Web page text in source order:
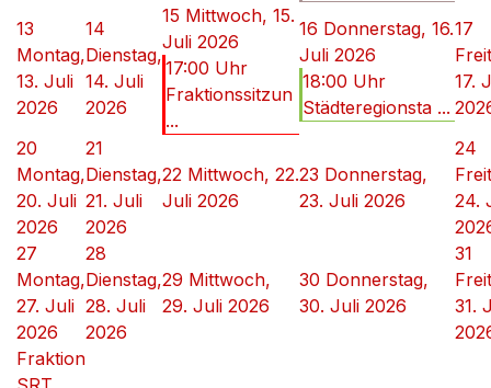
13
Montag,
13. Juli
2026
14
Dienstag,
14. Juli
2026
15 Mittwoch, 15.
Juli 2026
17:00 Uhr
Fraktionssitzun
...
16 Donnerstag, 16.
Juli 2026
18:00 Uhr
Städteregionsta ...
17
17.
20
Montag,
20. Juli
2026
21
Dienstag,
21. Juli
2026
22 Mittwoch, 22.
Juli 2026
23 Donnerstag,
23. Juli 2026
24
24.
27
Montag,
27. Juli
2026
28
Dienstag,
28. Juli
2026
29 Mittwoch,
29. Juli 2026
30 Donnerstag,
30. Juli 2026
31
31.
Fraktion